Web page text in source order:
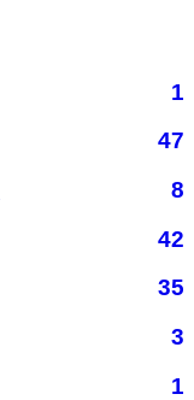
1
47
8
42
35
3
1